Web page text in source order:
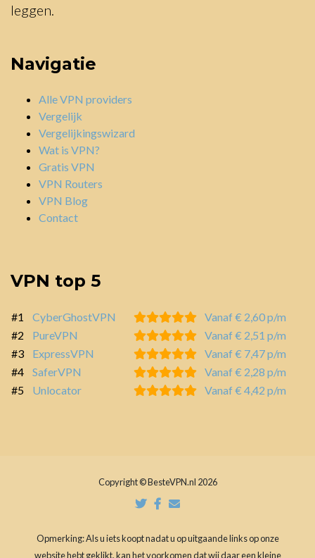
leggen.
Navigatie
Alle VPN providers
Vergelijk
Vergelijkingswizard
Wat is VPN?
Gratis VPN
VPN Routers
VPN Blog
Contact
VPN top 5
#1 CyberGhostVPN
Vanaf € 2,60 p/m
#2
PureVPN
Vanaf € 2,51 p/m
#3
ExpressVPN
Vanaf € 7,47 p/m
#4
SaferVPN
Vanaf € 2,28 p/m
#5
Unlocator Vanaf € 4,42 p/m
Copyright © BesteVPN.nl 2026
Opmerking: Als u iets koopt nadat u op uitgaande links op onze
website hebt geklikt, kan het voorkomen dat wij daar een kleine